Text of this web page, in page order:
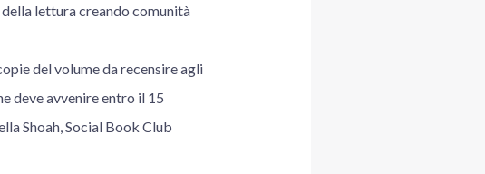
lettura creando comunità
del volume da recensire agli
deve avvenire entro il 15
Shoah, Social Book Club